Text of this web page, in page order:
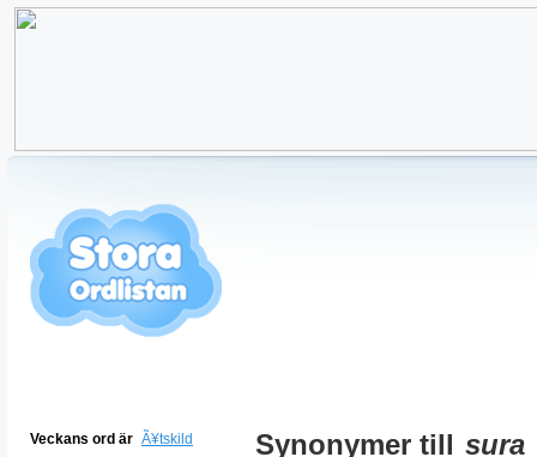
Veckans ord är Ã¥tskild Synonymer till sura